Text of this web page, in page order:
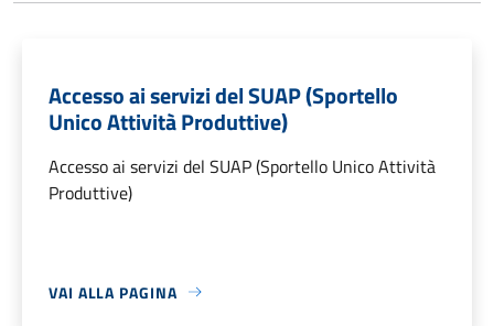
Accesso ai servizi del SUAP (Sportello
Unico Attività Produttive)
Accesso ai servizi del SUAP (Sportello Unico Attività
Produttive)
VAI ALLA PAGINA